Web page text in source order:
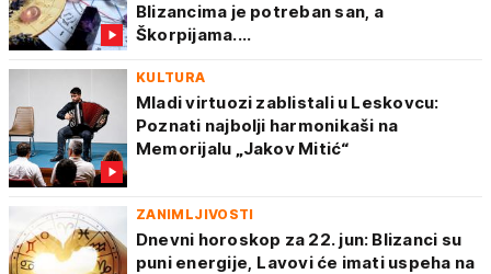
Blizancima je potreban san, a
Škorpijama....
KULTURA
Mladi virtuozi zablistali u Leskovcu:
Poznati najbolji harmonikaši na
Memorijalu „Jakov Mitić“
ZANIMLJIVOSTI
Dnevni horoskop za 22. jun: Blizanci su
puni energije, Lavovi će imati uspeha na